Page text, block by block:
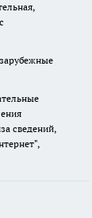
сведений,